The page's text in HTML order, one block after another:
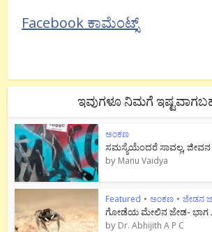
Facebook ಕಾಮೆಂಟ್ಸ್
ಇವುಗಳೂ ನಿಮಗೆ
ಅಂಕಣ
ಸಮಸ್ಯೆಯೆಂದರೆ ಸಾವಲ್ಲ, ಜೀವನ
by Manu Vaidya
Featured • ಅಂಕಣ • ಜೇಡನ
ಗೋಡೆಯ ಮೇಲಿನ ಜೇಡ- ಭಾಗ
by Dr. Abhijith A P C